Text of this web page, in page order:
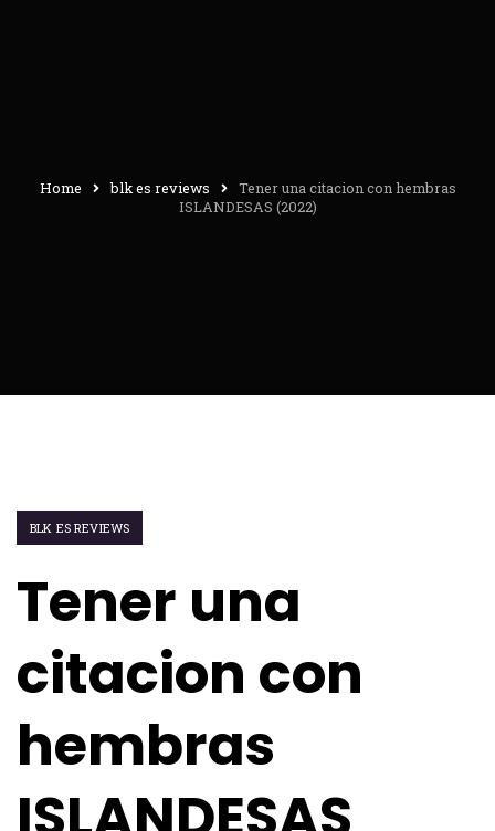
Home blk es reviews
Tener una citacion con hembras
ISLANDESAS (2022)
BLK ES REVIEWS
Tener una
citacion con
hembras